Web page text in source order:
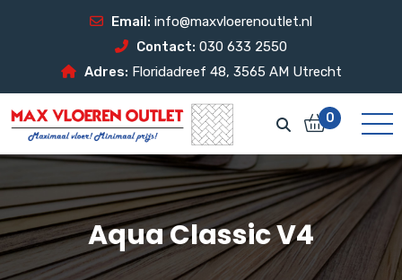
Email: info@maxvloerenoutlet.nl
Contact: 030 633 2550
Adres: Floridadreef 48, 3565 AM Utrecht
0
Aqua Classic V4